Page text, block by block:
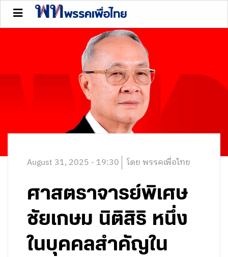
August 31, 2025 - 19:30 โดย พรรคเพื่อไทย
ศาสตราจารย์พิเศษ
ชัยเกษม นิติสิริ หนึ่ง
ในบุคคลสำคัญใน